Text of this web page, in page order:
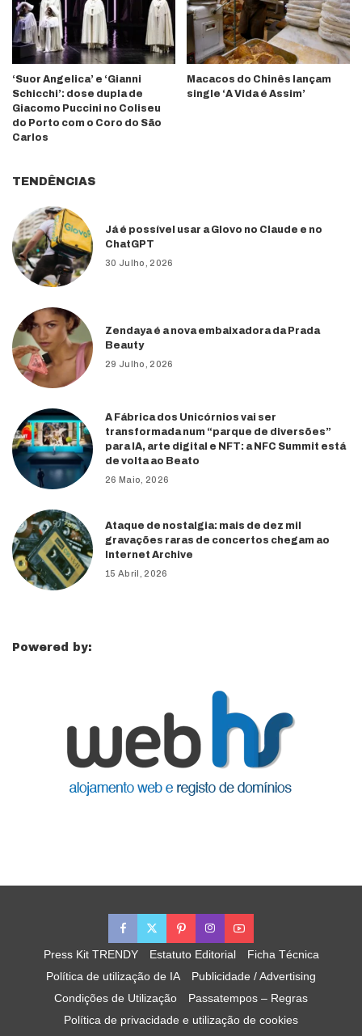
‘Suor Angelica’ e ‘Gianni
Schicchi’: dose dupla de
Giacomo Puccini no Coliseu
do Porto com o Coro do São
Carlos
Macacos do Chinês lançam
single ‘A Vida é Assim’
TENDÊNCIAS
Já é possível usar a Glovo no Claude e no
ChatGPT
30 Julho, 2026
Zendaya é a nova embaixadora da Prada
Beauty
29 Julho, 2026
A Fábrica dos Unicórnios vai ser
transformada num “parque de diversões”
para IA, arte digital e NFT: a NFC Summit está
de volta ao Beato
26 Maio, 2026
Ataque de nostalgia: mais de dez mil
gravações raras de concertos chegam ao
Internet Archive
15 Abril, 2026
Powered by:
Press Kit TRENDY Estatuto Editorial
Ficha Técnica
Política de utilização de IA
Publicidade / Advertising
Condições de Utilização
Passatempos – Regras
Política de privacidade e utilização de cookies